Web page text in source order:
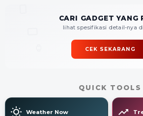
CARI GADGET YANG
lihat spesifikasi detail-nya
CEK SEKARANG
QUICK TOOLS
Weather Now